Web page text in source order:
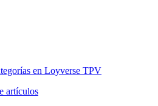
en Loyverse TPV
artículos